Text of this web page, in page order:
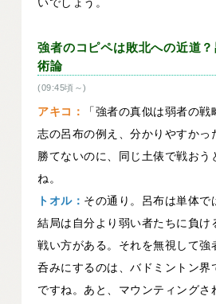
いでしょう。
強者のコピペは敗北への近道
術論
(09:45頃～)
アキコ：
「強者の真似は弱者の
志の呂布の例え、分かりやすかっ
勝てないのに、同じ土俵で戦おう
ね。
トオル： その通り。呂布は単体で
結局は自分より弱い者たちに負け
戦い方がある。それを無視して強
呑みにするのは、バドミントン界
ですね。あと、マウンティングさ